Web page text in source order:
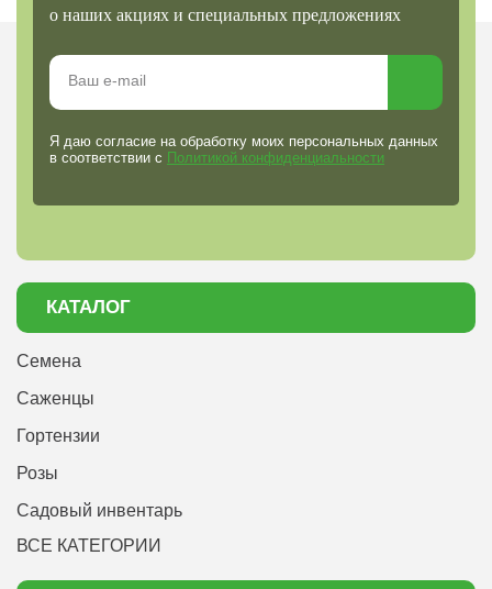
о наших акциях и специальных предложениях
Я даю согласие на обработку моих персональных данных
в соответствии с Политикой конфиденциальности
КАТАЛОГ
Семена
Саженцы
Гортензии
Розы
Садовый инвентарь
ВСЕ КАТЕГОРИИ